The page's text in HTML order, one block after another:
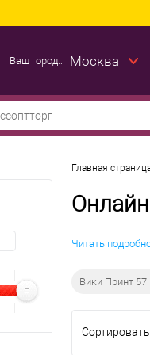
Ваш город:: Москва
Главная
Читать
Вики Принт